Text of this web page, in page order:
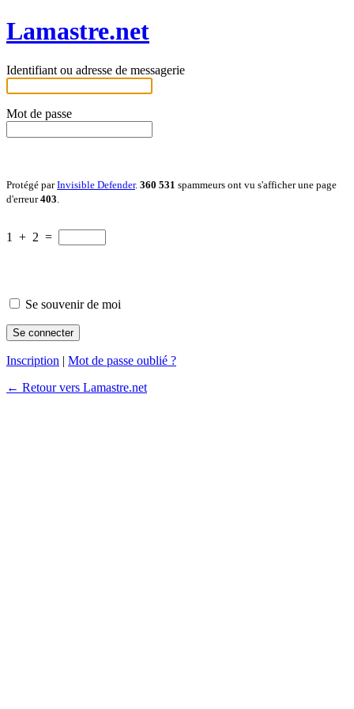
Lamastre.net
Identifiant ou adresse de messagerie
Mot de passe
Protégé parInvisible Defender. 360 531 spammeurs ont vu s'afficher une page
d'erreur403
1 + 2 =
Se souvenir de moi
Inscription | Mot de passe oublié ?
← Retour vers Lamastre.net